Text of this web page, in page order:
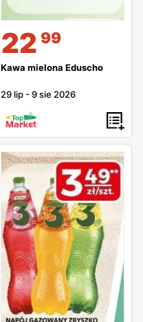
22 99
Kawa mielona Eduscho
29 lip -9 sie 2026